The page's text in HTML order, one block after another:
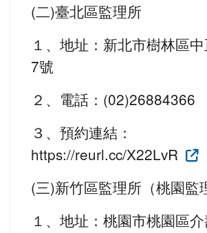
(二)臺北區監理所
１、地址：新北市樹林區
7號
２、電話：(02)26884366
３、預約連結：
https://reurl.cc/X22LvR
(三)新竹區監理所（桃園監
１、地址：桃園市桃園區